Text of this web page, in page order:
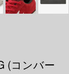
(コンバー